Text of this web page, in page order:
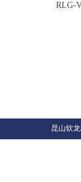
RLG-
昆山软